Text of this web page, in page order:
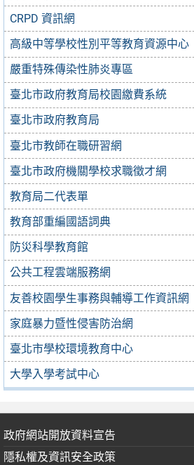
CRPD 資訊網
高級中等學校性別平等教育資源中心
嚴重特殊傳染性肺炎專區
臺北市政府教育局校園繳費系統
臺北市政府教育局
臺北市教師在職研習網
臺北市政府機關學校求職徵才網
教育局二代表單
教育部重編國語詞典
防災科學教育館
公共工程雲端服務網
友善校園學生事務與輔導工作資訊網
家庭暴力暨性侵害防治網
臺北市學校環境教育中心
大學入學考試中心
政府網站開放資料宣告
隱私權及資訊安全政策